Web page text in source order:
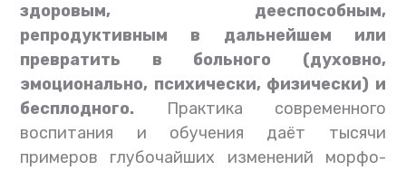
здоровым, дееспособным,
репродуктивным в дальнейшем или
превратить в больного (духовно,
эмоционально, психически, физически) и
бесплодного. Практика современного
воспитания и обучения даёт тысячи
примеров глубочайших изменений морфо-